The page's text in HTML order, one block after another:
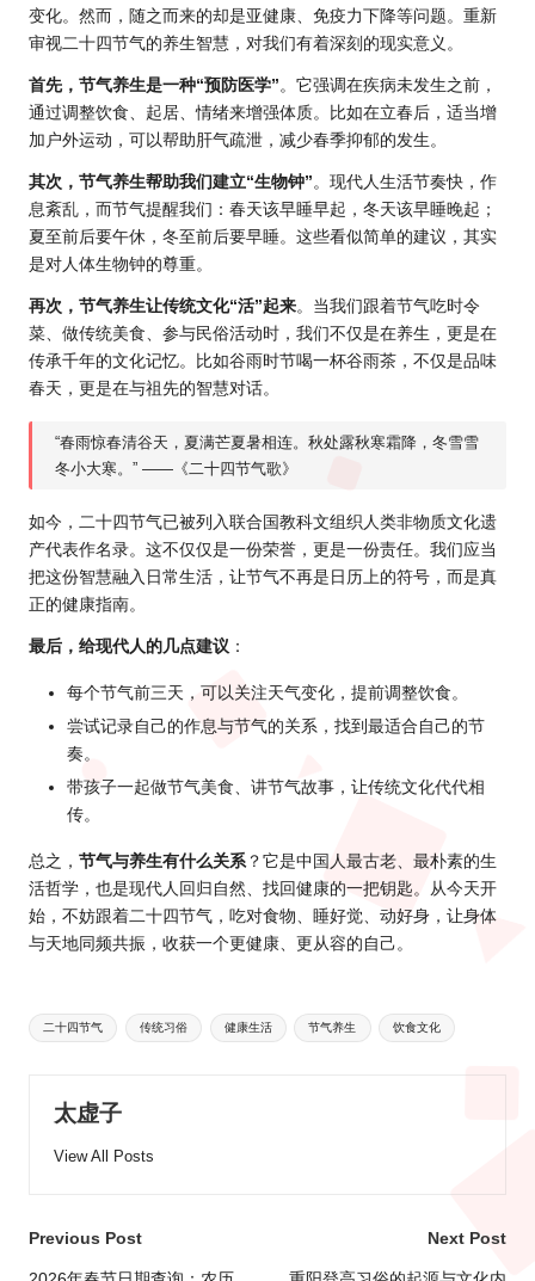
变化。然而，随之而来的却是亚健康、免疫力下降等问题。重新
审视二十四节气的养生智慧，对我们有着深刻的现实意义。
首先，节气养生是一种“预防医学”。它强调在疾病未发生之前，
通过调整饮食、起居、情绪来增强体质。比如在立春后，适当增
加户外运动，可以帮助肝气疏泄，减少春季抑郁的发生。
其次，节气养生帮助我们建立“生物钟”。现代人生活节奏快，作
息紊乱，而节气提醒我们：春天该早睡早起，冬天该早睡晚起；
夏至前后要午休，冬至前后要早睡。这些看似简单的建议，其实
是对人体生物钟的尊重。
再次，节气养生让传统文化“活”起来。当我们跟着节气吃时令
菜、做传统美食、参与民俗活动时，我们不仅是在养生，更是在
传承千年的文化记忆。比如谷雨时节喝一杯谷雨茶，不仅是品味
春天，更是在与祖先的智慧对话。
“春雨惊春清谷天，夏满芒夏暑相连。秋处露秋寒霜降，冬雪雪
冬小大寒。” ——《二十四节气歌》
如今，二十四节气已被列入联合国教科文组织人类非物质文化遗
产代表作名录。这不仅仅是一份荣誉，更是一份责任。我们应当
把这份智慧融入日常生活，让节气不再是日历上的符号，而是真
正的健康指南。
最后，给现代人的几点建议 ：
每个节气前三天，可以关注天气变化，提前调整饮食。
尝试记录自己的作息与节气的关系，找到最适合自己的节
奏。
带孩子一起做节气美食、讲节气故事，让传统文化代代相
传。
总之， 节气与养生有什么关系？它是中国人最古老、最朴素的生
活哲学，也是现代人回归自然、找回健康的一把钥匙。从今天开
始，不妨跟着二十四节气，吃对食物、睡好觉、动好身，让身体
与天地同频共振，收获一个更健康、更从容的自己。
Tags:
二十四节气 传统习俗 健康生活 节气养生 饮食文化
太虚子
View All Posts
Post
Previous Post Next Post